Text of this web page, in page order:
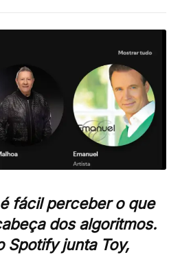
fácil perceber o que
dos algoritmos.
Spotify junta Toy,